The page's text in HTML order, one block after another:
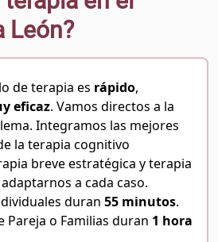
León?
de terapia es rápido,
eficaz. Vamos directos a la
Integramos las mejores
la terapia cognitivo
breve estratégica y terapia
a cada caso.
duran 55 minutos.
Pareja o Familias duran 1 hora